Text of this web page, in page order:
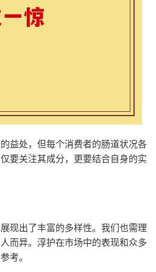
益处，但每个消费者的肠道状况各
要关注其成分，更要结合自身的实
现出了丰富的多样性。我们也需理
而异。淳护在市场中的表现和众多
考。